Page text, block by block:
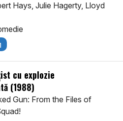
Hays, Julie Hagerty, Lloyd
cu explozie
(1988)
Gun: From the Files of